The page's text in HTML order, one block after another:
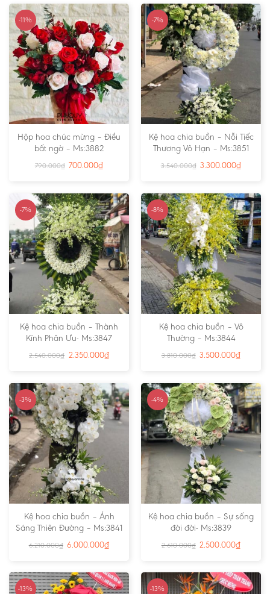
-11%
Hộp hoa chúc mừng – Điều
bất ngờ – Ms:3882
790.000₫ 700.000₫
-7%
Kệ hoa chia buồn – Nỗi Tiếc
Thương Vô Hạn – Ms:3851
3.540.000₫ 3.300.000₫
-7%
Kệ hoa chia buồn – Thành
Kính Phân Ưu- Ms:3847
2.540.000₫ 2.350.000₫
-8%
Kệ hoa chia buồn – Vô
Thường – Ms:3844
3.810.000₫ 3.500.000₫
-3%
Kệ hoa chia buồn – Ánh
Sáng Thiên Đường – Ms:3841
6.210.000₫ 6.000.000₫
-4%
Kệ hoa chia buồn – Sự sống
đời đời- Ms:3839
2.610.000₫ 2.500.000₫
-13% -13%